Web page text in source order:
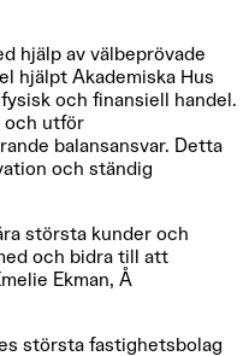
hjälp av välbeprövade
hjälpt Akademiska Hus
och finansiell handel.
och utför
balansansvar. Detta
och ständig
största kunder och
och bidra till att
Ekman, Å
största fastighetsbolag